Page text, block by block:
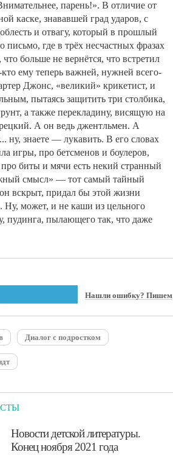
парень!». В отличие от
каске, знававшей град ударов, с
и отвагу, который в прошлый
письмо, где в трёх несчастных фразах
больше не вернётся, что встретил
кто ему теперь важней, нужней всего-
Джонс, «великий» крикетист, и
пытаясь защитить три столбика,
а также перекладину, висящую на
А он ведь джентльмен. А
ну, знаете — лукавить. В его словах
игры, про бетсменов и боулеров,
биты и мячи есть некий странный
смысл» — тот самый тайный
вскрыт, придал бы этой жизни
Ну, может, и не каши из цельного
пудинга, пылающего так, что даже
Нашли ошибку? Пишем
Диалог с подростком
​Новости детской литературы.
Конец ноября 2021 года